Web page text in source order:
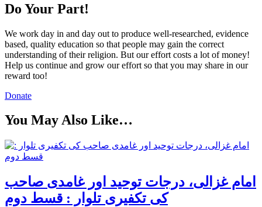
Do Your Part!
We work day in and day out to produce well-researched, evidence
based, quality education so that people may gain the correct
understanding of their religion. But our effort costs a lot of money!
Help us continue and grow our effort so that you may share in our
reward too!
Donate
You May Also Like…
امام غزالی، درجات توحید اور غامدی صاحب
کی تکفیری تلوار : قسط دوم